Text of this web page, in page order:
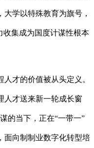
学以特殊教育为旗号，
收集成为国度计谋性根本
才的价值被从头定义。
人才送来新一轮成长窗
的当下，正在“一带一”
面向制制业数字化转型培